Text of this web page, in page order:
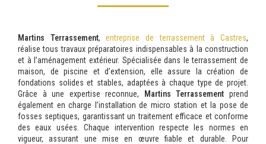
Martins Terrassement,entreprise de terrassement à Castres,
réalise tous travaux préparatoires indispensables à la construction
et à l’aménagement extérieur. Spécialisée dans le terrassement de
maison, de piscine et d’extension, elle assure la création de
fondations solides et stables, adaptées à chaque type de projet.
Grâce à une expertise reconnue, Martins Terrassement prend
également en charge l’installation de micro station et la pose de
fosses septiques, garantissant un traitement efficace et conforme
des eaux usées. Chaque intervention respecte les normes en
vigueur, assurant une mise en œuvre fiable et durable. Pour